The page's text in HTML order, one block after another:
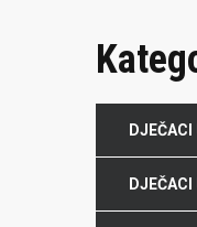
DJEČACI
DJEČACI